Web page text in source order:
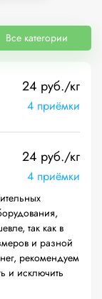
Все категории
24 руб./кг
4 приёмки
24 руб./кг
4 приёмки
так как в
и разной
рекомендуем
и исключить